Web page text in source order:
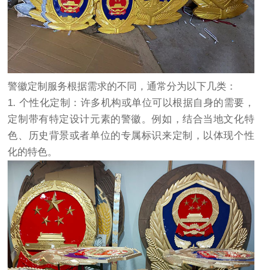
警徽定制服务根据需求的不同，通常分为以下几类：
1. 个性化定制：许多机构或单位可以根据自身的需要，
定制带有特定设计元素的警徽。例如，结合当地文化特
色、历史背景或者单位的专属标识来定制，以体现个性
化的特色。